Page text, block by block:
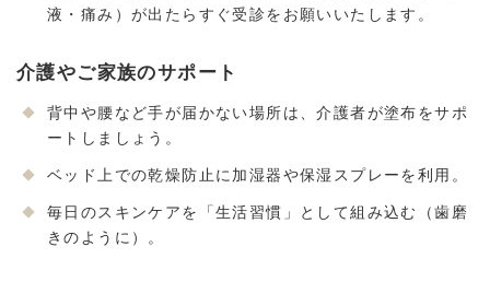
液・痛み）が出たらすぐ受診をお願いいたします。
介護やご家族のサポート
背中や腰など手が届かない場所は、介護者が塗布をサポ
ートしましょう。
ベッド上での乾燥防止に加湿器や保湿スプレーを利用。
毎日のスキンケアを「生活習慣」として組み込む（歯磨
きのように）。